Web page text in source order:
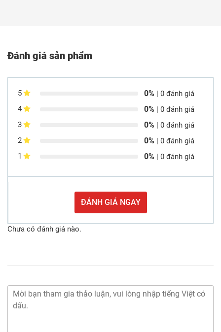
Đánh giá sản phẩm
5 0% | 0 đánh giá
4
0% | 0 đánh giá
3
0% | 0 đánh giá
2
0% | 0 đánh giá
1
0% | 0 đánh giá
ĐÁNH GIÁ NGAY
Chưa có đánh giá nào.